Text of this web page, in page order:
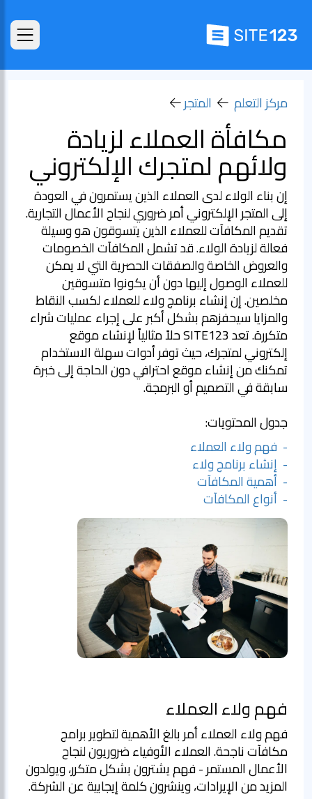
مركز التعلم المتجر
مكافأة العملاء لزيادة
ولائهم لمتجرك الإلكتروني
إن بناء الولاء لدى العملاء الذين يستمرون في العودة
إلى المتجر الإلكتروني أمر ضروري لنجاح الأعمال التجارية.
تقديم المكافآت للعملاء الذين يتسوقون هو وسيلة
فعالة لزيادة الولاء. قد تشمل المكافآت الخصومات
والعروض الخاصة والصفقات الحصرية التي لا يمكن
للعملاء الوصول إليها دون أن يكونوا متسوقين
مخلصين. إن إنشاء برنامج ولاء للعملاء لكسب النقاط
والمزايا سيحفزهم بشكل أكبر على إجراء عمليات شراء
متكررة. تعد SITE123 حلاً مثالياً لإنشاء موقع
إلكتروني لمتجرك، حيث توفر أدوات سهلة الاستخدام
تمكنك من إنشاء موقع احترافي دون الحاجة إلى خبرة
سابقة في التصميم أو البرمجة.
جدول المحتويات:
- فهم ولاء العملاء
- إنشاء برنامج ولاء
- أهمية المكافآت
- أنواع المكافآت
فهم ولاء العملاء
فهم ولاء العملاء أمر بالغ الأهمية لتطوير برامج
مكافآت ناجحة. العملاء الأوفياء ضروريون لنجاح
الأعمال المستمر - فهم يشترون بشكل متكرر، ويولدون
المزيد من الإيرادات، وينشرون كلمة إيجابية عن الشركة.